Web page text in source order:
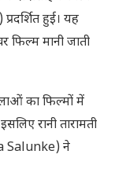
हुई। यह
फिल्म मानी जाती
का फिल्मों में
रानी तारामती
Salunke) ने